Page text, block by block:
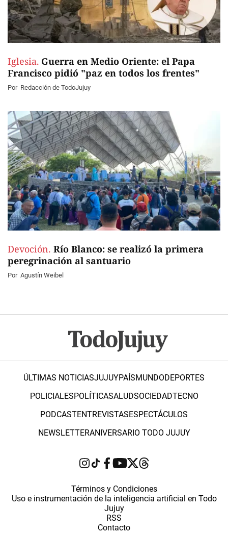
Iglesia. Guerra en Medio Oriente: el Papa
Francisco pidió "paz en todos los frentes"
Por Redacción de TodoJujuy
Devoción. Río Blanco: se realizó la primera
peregrinación al santuario
Por Agustín Weibel
ÚLTIMAS NOTICIASJUJUYPAÍSMUNDODEPORTES
POLICIALESPOLÍTICASALUDSOCIEDADTECNO
PODCASTENTREVISTASESPECTÁCULOS
NEWSLETTERANIVERSARIO TODO JUJUY
Términos y Condiciones
Uso e instrumentación de la inteligencia artificial en Todo
Jujuy
RSS
Contacto